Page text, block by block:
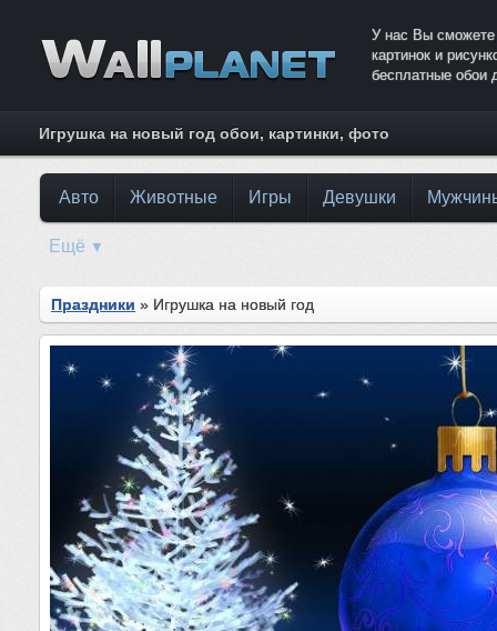
У нас Вы сможете
картинок и
бесплатные обои
Игрушка на новый год обои, картинки, фото
Авто Животные Игры Девушки
Ещё ▼
Праздники » Игрушка на новый год